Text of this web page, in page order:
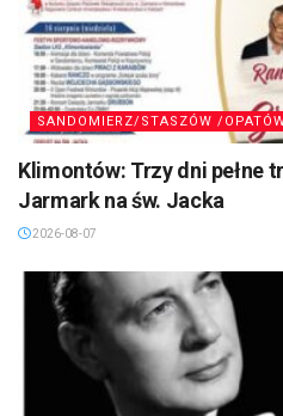
SANDOMIERZ/STASZÓW /
Klimontów: Trzy dni pełne
Jarmark na św. Jacka
2026-08-07